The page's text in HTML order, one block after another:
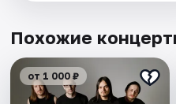
Похожие
от 1 000 ₽